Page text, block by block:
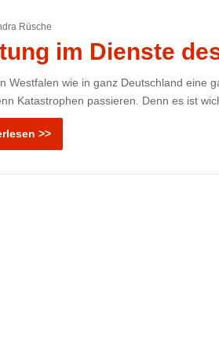
Rüsche
im Dienste
Westfalen wie in ganz Deutschland eine
Katastrophen passieren. Denn es ist
>>